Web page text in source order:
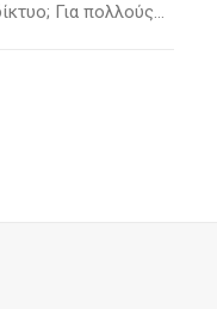
οικουμενικές αρχές